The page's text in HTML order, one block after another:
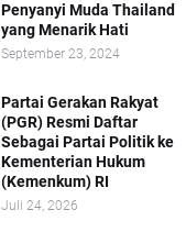
Penyanyi Muda Thailand
yang Menarik Hati
September 23, 2024
Partai Gerakan Rakyat
(PGR) Resmi Daftar
Sebagai Partai Politik ke
Kementerian Hukum
(Kemenkum) RI
Juli 24, 2026